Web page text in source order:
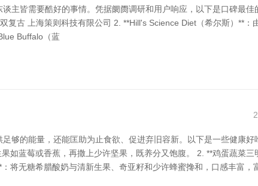
主皆需要酷好的事情。凭据阛阓调研和用户响应，以下是口碑最佳
古 上海策则科技有限公司 2. **Hill's Science Diet（希尔斯）**：
Buffalo（蓝
够的能量，还能匡助为止食欲、促进弃旧容新。以下是一些健康好
如蓝莓或香蕉，再撒上少许坚果，既养分又饱腹。 2. **鸡蛋蔬菜三
将无糖希腊酸奶与清新生果、奇亚籽和少许蜂蜜搀和，口感丰富，